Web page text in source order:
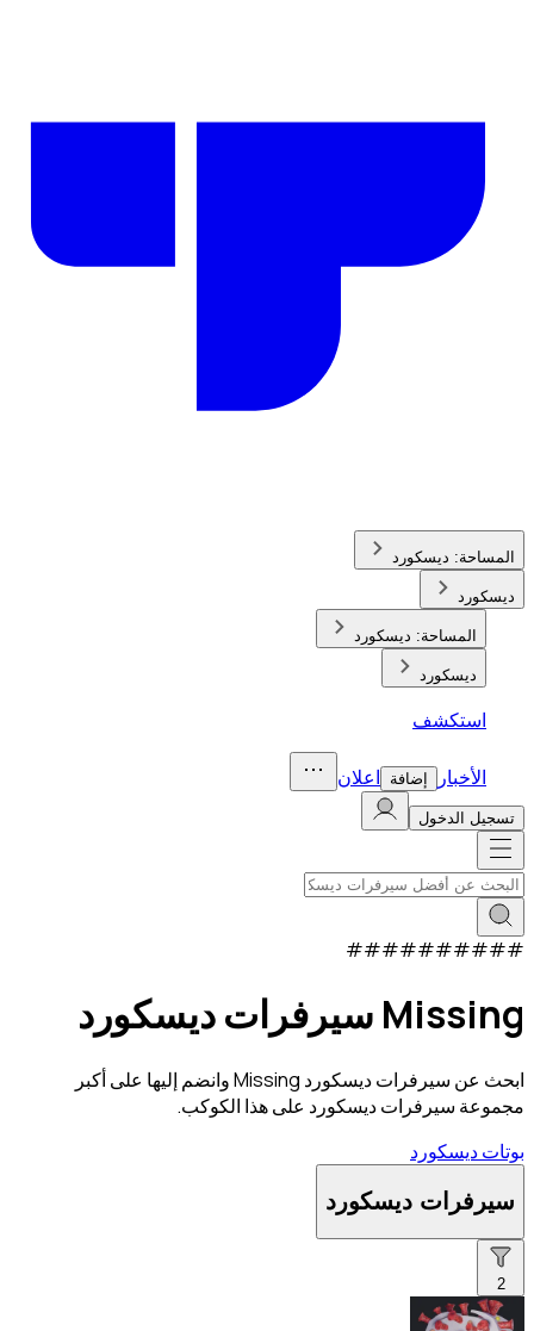
المساحة: ديسكورد
ديسكورد
المساحة: ديسكورد
ديسكورد
استكشف
الأخبار إضافة اعلان
تسجيل الدخول
#
#
#
#
#
#
#
#
#
#
Missing سيرفرات ديسكورد
ابحث عن سيرفرات ديسكورد Missing وانضم إليها على أكبر
مجموعة سيرفرات ديسكورد على هذا الكوكب.
بوتات ديسكورد
سيرفرات ديسكورد
2